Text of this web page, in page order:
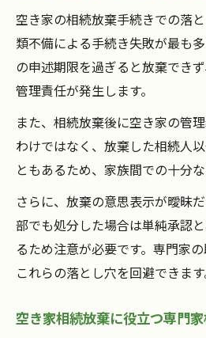
空き家の相続放棄手続きでの落
類不備による手続き失敗が最も
の申述期限を過ぎると放棄でき
管理責任が発生します。
また、相続放棄後に空き家の管
わけではなく、放棄した相続人
ともあるため、家族間での十分
さらに、放棄の意思表示が曖昧
部でも処分した場合は単純承認
るため注意が必要です。専門家
これらの落とし穴を回避できます
空き家相続放棄に役立つ専門